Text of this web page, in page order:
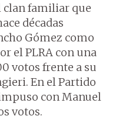
clan familiar que
décadas
Gómez como
el PLRA con una
votos frente a su
En el Partido
con Manuel
votos.